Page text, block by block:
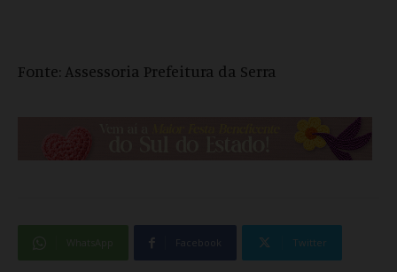
Fonte: Assessoria Prefeitura da Serra
Facebook Twitter